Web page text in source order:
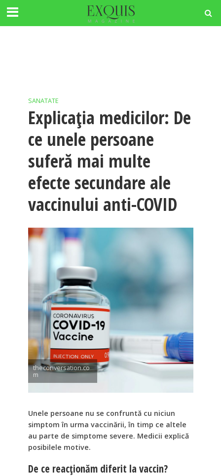
SANATATE
Explicația medicilor: De
ce unele persoane
suferă mai multe
efecte secundare ale
vaccinului anti-COVID
theconversation.co
m
Unele persoane nu se confruntă cu niciun
simptom în urma vaccinării, în timp ce altele
au parte de simptome severe. Medicii explică
posibilele motive.
De ce reacționăm diferit la vaccin?